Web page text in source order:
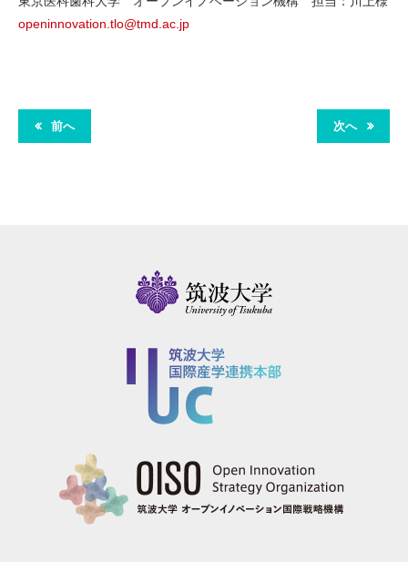
openinnovation.tlo@tmd.ac.jp
前へ 次へ